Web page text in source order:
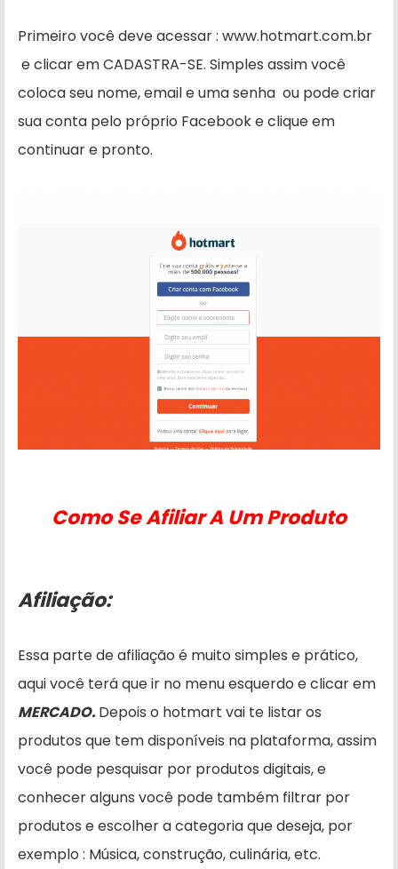
Primeiro você deve acessar : www.hotmart.com.br
e clicar em CADASTRA-SE. Simples assim você
coloca seu nome, email e uma senha ou pode criar
sua conta pelo próprio Facebook e clique em
continuar e pronto.
Como Se Afiliar A Um Produto
Afiliação:
Essa parte de afiliação é muito simples e prático,
aqui você terá que ir no menu esquerdo e clicar em
MERCADO.Depois o hotmart vai te listar os
produtos que tem disponíveis na plataforma, assim
você pode pesquisar por produtos digitais, e
conhecer alguns você pode também filtrar por
produtos e escolher a categoria que deseja, por
exemplo : Música, construção, culinária, etc.